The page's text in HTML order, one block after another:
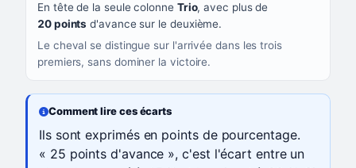
En tête de la seule colonne Trio, avec plus de
20 points d'avance sur le deuxième.
Le cheval se distingue sur l'arrivée dans les trois
premiers, sans dominer la victoire.
Comment lire ces écarts
Ils sont exprimés en points de pourcentage.
« 25 points d'avance », c'est l'écart entre un